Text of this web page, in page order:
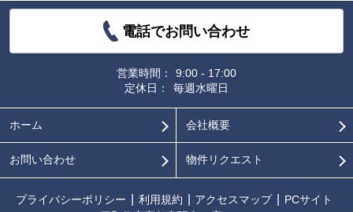
電話でお問い合わせ
営業時間：
9:00 - 17:00
定休日：
毎週水曜日
ホーム 会社概要
お問い合わせ 物件リクエスト
プライバシーポリシー 利用規約 アクセスマップ
PCサイト